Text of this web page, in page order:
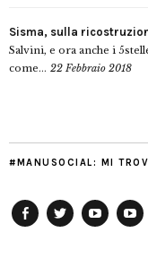
Sisma, sulla
Salvini, e ora anche i
come... 22 Febbraio 2018
#MANUSOCIAL: MI